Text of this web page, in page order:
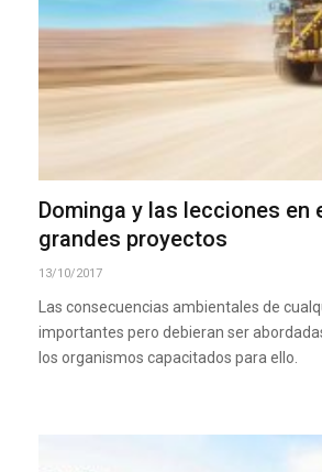
Dominga y las lecciones en
grandes proyectos
13/10/2017
Las consecuencias ambientales de
importantes pero debieran ser
los organismos capacitados para ello.